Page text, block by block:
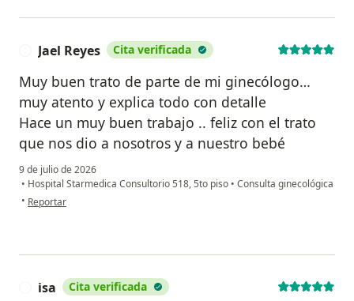
Jael Reyes Cita verificada
Muy buen trato de parte de mi ginecólogo…
muy atento y explica todo con detalle
Hace un muy buen trabajo .. feliz con el trato
que nos dio a nosotros y a nuestro bebé
9 de julio de 2026
• Hospital Starmedica Consultorio 518, 5to piso • Consulta ginecológica
• en opinión del usuario Jael Reyes
Reportar
isa Cita verificada